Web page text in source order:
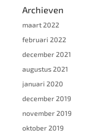
Archieven
maart 2022
februari 2022
december 2021
augustus 2021
januari 2020
december 2019
november 2019
oktober 2019